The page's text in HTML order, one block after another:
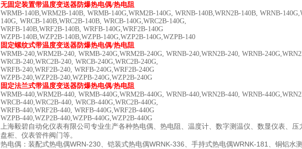
无固定装置带温度变送器防爆热电偶/热电阻
WRMB-140B,WRM2B-140B, WRMB-140G,WRM2B-140G, WRNB-140B,WRN2B-140B, WRNB-
140G, WRCB-140B,WRC2B-140B, WRCB-140G,WRC2B-140G,
WRFB-140B,WRF2B-140B, WRFB-140G,WRF2B-140G
WZPB-140B,WZP2B-140B,WZPB-140G,WZP2B-140G,WZPB-140
固定螺纹式带温度变送器防爆热电偶/热电阻
WRMB-240,WRM2B-240, WRMB-240G,WRM2B-240G, WRNB-240,WRN2B-240, WRNB-
WRCB-240,WRC2B-240, WRCB-240G,WRC2B-240G,
WRFB-240,WRF2B-240, WRFB-240G,WRF2B-240G
WZPB-240,WZP2B-240,WZPB-240G,WZP2B-240G
固定法兰式带温度变送器防爆热电偶/热电阻
WRMB-440,WRM2B-440, WRMB-440G,WRM2B-440G, WRNB-440,WRN2B-440, WRNB-
WRCB-440,WRC2B-440, WRCB-440G,WRC2B-440G,
WRFB-440,WRF2B-440, WRFB-440G,WRF2B-440G
WZPB-440,WZP2B-440,WZPB-440G,WZP2B-440G
上海毅碧自动化仪表有限公司专业生产各种热电偶、热电阻、温度计、数字测温仪、数显仪表、
盘柜、仪表管件阀门等。
热电偶：装配式热电偶WRN-230、铠装式热电偶WRNK-336、手持式热电偶WRNK-181 、铜铝水